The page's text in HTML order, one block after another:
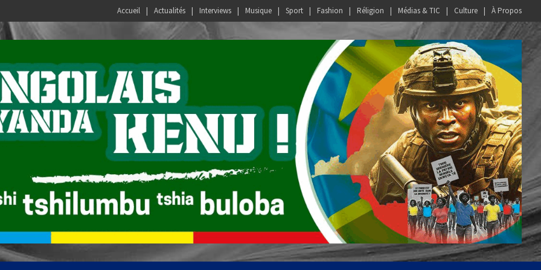
Accueil Actualités Interviews Musique Sport Fashion Réligion Médias & TIC Culture À Propos